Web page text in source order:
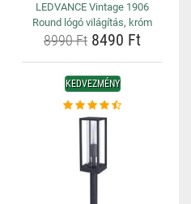
LEDVANCE Vintage 1906
Round lógó világítás, króm
8990 Ft 8490 Ft
KEDVEZMÉNY